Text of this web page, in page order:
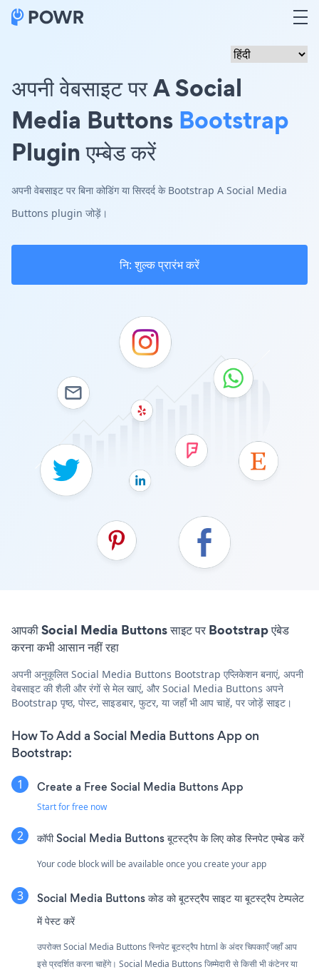
अपनी वेबसाइट पर A Social
Media Buttons Bootstrap
Plugin एम्बेड करें
अपनी वेबसाइट पर बिना कोडिंग या सिरदर्द के Bootstrap A Social Media
Buttons plugin जोड़ें।
नि: शुल्क प्रारंभ करें
आपकी Social Media Buttons साइट पर Bootstrap एंबेड
करना कभी आसान नहीं रहा
अपनी अनुकूलित Social Media Buttons Bootstrap एप्लिकेशन बनाएं, अपनी
वेबसाइट की शैली और रंगों से मेल खाएं, और Social Media Buttons अपने
Bootstrap पृष्ठ, पोस्ट, साइडबार, फुटर, या जहाँ भी आप चाहें, पर जोड़ें साइट।
How To Add a Social Media Buttons App on
Bootstrap:
Create a Free Social Media Buttons App
Start for free now
कॉपी Social Media Buttons बूटस्ट्रैप के लिए कोड स्निपेट एम्बेड करें
Your code block will be available once you create your app
Social Media Buttons कोड को बूटस्ट्रैप साइट या बूटस्ट्रैप टेम्पलेट
में पेस्ट करें
उपरोक्त Social Media Buttons स्निपेट बूटस्ट्रैप html के अंदर चिपकाएँ जहाँ आप
इसे प्रदर्शित करना चाहेंगे। Social Media Buttons जिम्मेदारी से किसी भी कंटेनर या